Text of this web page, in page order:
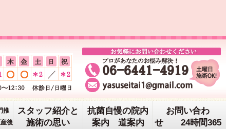
推
後
スタッフ紹介と
施術の思い
抗菌自慢の院内
案内 道案内
お問い合わ
せ 24時間365